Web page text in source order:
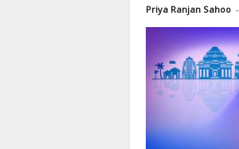
Priya Ranjan Sahoo -